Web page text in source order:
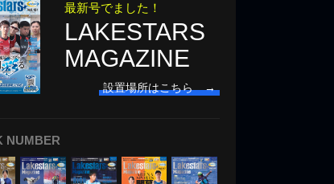
最新号でました！
LAKESTARS
MAGAZINE
設置場所はこちら →
NUMBER